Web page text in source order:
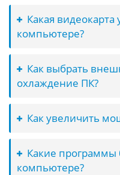
Какая видеокарта
компьютере?
Как выбрать
охлаждение ПК?
Как увеличить
Какие программы
компьютере?